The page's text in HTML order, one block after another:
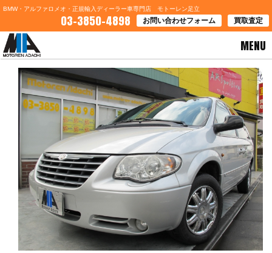
BMW・アルファロメオ・正規輸入ディーラー車専門店 モトーレン足立
03-3850-4898 お問い合わせフォーム 買取査定
MENU
HOME>お客様の声